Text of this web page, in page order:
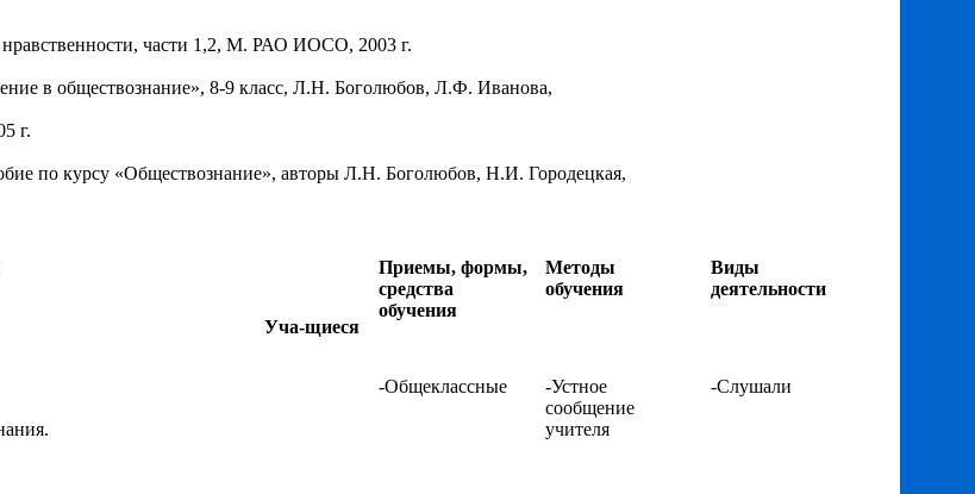
нравственности, части 1,2, М. РАО ИОСО, 2003 г.
в обществознание», 8-9 класс, Л.Н. Боголюбов, Л.Ф. Иванова,
г.
по курсу «Обществознание», авторы Л.Н. Боголюбов, Н.И. Городецкая,
Приемы, формы,
средства
обучения
Методы
обучения
Виды
деятельности
Уча-щиеся
-Общеклассные
-Устное
сообщение
учителя
-Слушали